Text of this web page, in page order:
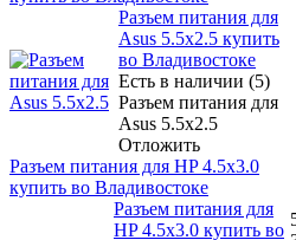
Разъем питания для
Asus 5.5x2.5 купить
во Владивостоке
Есть в наличии (5)
Разъем питания для
Asus 5.5x2.5
Отложить
Разъем питания для HP 4.5x3.0
купить во Владивостоке
Разъем питания для
HP 4.5x3.0 купить во